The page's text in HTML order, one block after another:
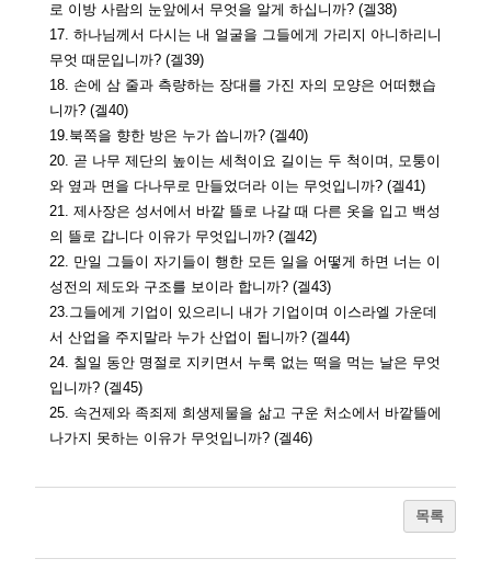
로 이방 사람의 눈앞에서 무엇을 알게 하십니까? (겔38)
17. 하나님께서 다시는 내 얼굴을 그들에게 가리지 아니하리니
무엇 때문입니까? (겔39)
18. 손에 삼 줄과 측량하는 장대를 가진 자의 모양은 어떠했습
니까? (겔40)
19.북쪽을 향한 방은 누가 씁니까? (겔40)
20. 곧 나무 제단의 높이는 세척이요 길이는 두 척이며, 모퉁이
와 옆과 면을 다나무로 만들었더라 이는 무엇입니까? (겔41)
21. 제사장은 성서에서 바깥 뜰로 나갈 때 다른 옷을 입고 백성
의 뜰로 갑니다 이유가 무엇입니까? (겔42)
22. 만일 그들이 자기들이 행한 모든 일을 어떻게 하면 너는 이
성전의 제도와 구조를 보이라 합니까? (겔43)
23.그들에게 기업이 있으리니 내가 기업이며 이스라엘 가운데
서 산업을 주지말라 누가 산업이 됩니까? (겔44)
24. 칠일 동안 명절로 지키면서 누룩 없는 떡을 먹는 날은 무엇
입니까? (겔45)
25. 속건제와 족죄제 희생제물을 삶고 구운 처소에서 바깥뜰에
나가지 못하는 이유가 무엇입니까? (겔46)
목록